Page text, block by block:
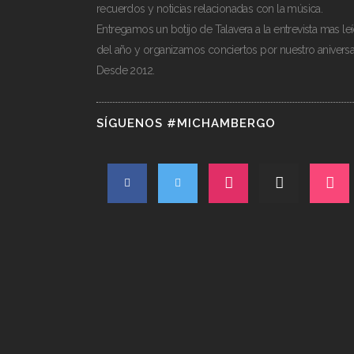
recuerdos y noticias relacionadas con la música.
Entregamos un botijo de Talavera a la entrevista mas
del año y organizamos conciertos por nuestro
Desde 2012.
SÍGUENOS #MICHAMBERGO